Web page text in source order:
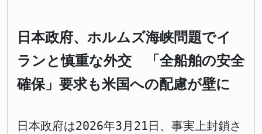
日本政府、ホルムズ海峡問題でイ
ランと慎重な外交 「全船舶の安全
確保」要求も米国への配慮が壁に
日本政府は2026年3月21日、事実上封鎖さ